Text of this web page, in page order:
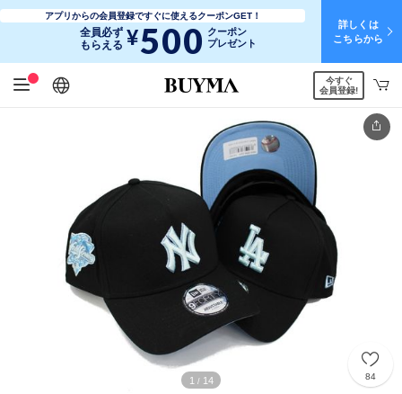
アプリからの会員登録ですぐに使えるクーポンGET！
全員必ず
もらえる ¥500 クーポン
プレゼント
詳しくは
こちらから
日本語
English
简体中文
繁體中文
今すぐ
会員登録!
1 / 14 84